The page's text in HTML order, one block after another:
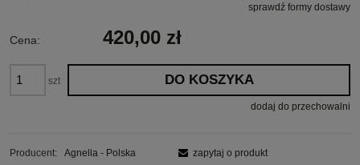
Cena nie zawiera ewentualnych kosztów płatnościsprawdź formy dostawy
Cena: 420,00 zł
szt DO KOSZYKA
dodaj do przechowalni
Producent: Agnella - Polska
zapytaj o produkt